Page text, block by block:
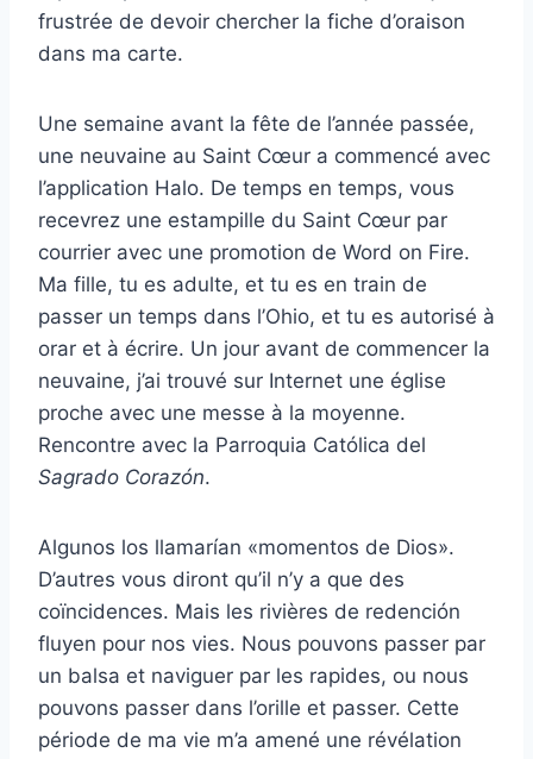
frustrée de devoir chercher la fiche d’oraison
dans ma carte.
Une semaine avant la fête de l’année passée,
une neuvaine au Saint Cœur a commencé avec
l’application Halo. De temps en temps, vous
recevrez une estampille du Saint Cœur par
courrier avec une promotion de Word on Fire.
Ma fille, tu es adulte, et tu es en train de
passer un temps dans l’Ohio, et tu es autorisé à
orar et à écrire. Un jour avant de commencer la
neuvaine, j’ai trouvé sur Internet une église
proche avec une messe à la moyenne.
Rencontre avec la Parroquia Católica del
Sagrado Corazón.
Algunos los llamarían «momentos de Dios».
D’autres vous diront qu’il n’y a que des
coïncidences. Mais les rivières de redención
fluyen pour nos vies. Nous pouvons passer par
un balsa et naviguer par les rapides, ou nous
pouvons passer dans l’orille et passer. Cette
période de ma vie m’a amené une révélation